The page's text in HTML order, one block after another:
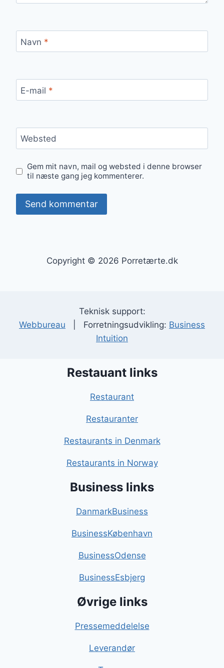
Navn *
E-mail *
Websted
Gem mit navn, mail og websted i denne browser
til næste gang jeg kommenterer.
Copyright © 2026 Porretærte.dk
Teknisk support:
Webbureau | Forretningsudvikling: Business
Intuition
Restauant links
Restaurant
Restauranter
Restaurants in Denmark
Restaurants in Norway
Business links
DanmarkBusiness
BusinessKøbenhavn
BusinessOdense
BusinessEsbjerg
Øvrige links
Pressemeddelelse
Leverandør